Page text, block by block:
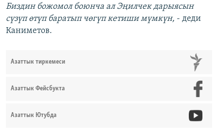
Биздин божомол боюнча ал Эңилчек дарыясын
сүзүп өтүп баратып чөгүп кетиши мүмкүн, - деди
Каниметов.
Азаттык тиркемеси
Азаттык Фейсбукта
Азаттык Ютубда